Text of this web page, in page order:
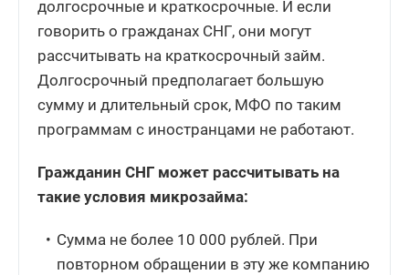
долгосрочные и краткосрочные. И если
говорить о гражданах СНГ, они могут
рассчитывать на краткосрочный займ.
Долгосрочный предполагает большую
сумму и длительный срок, МФО по таким
программам с иностранцами не работают.
Гражданин СНГ может рассчитывать на
такие условия микрозайма:
Сумма не более 10 000 рублей. При
повторном обращении в эту же компанию